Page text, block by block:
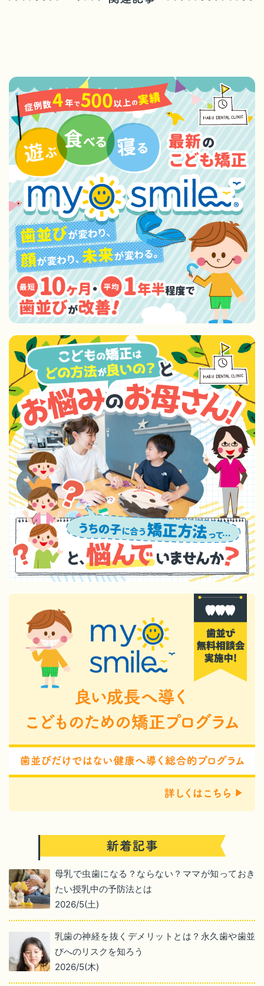
母乳で虫歯になる？ならない？ママが知っておき
たい授乳中の予防法とは
2026/5(土)
乳歯の神経を抜くデメリットとは？永久歯や歯並
びへのリスクを知ろう
2026/5(木)